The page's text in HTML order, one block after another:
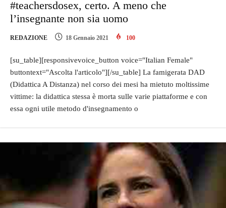
#teachersdosex, certo. A meno che
l’insegnante non sia uomo
REDAZIONE 18 Gennaio 2021 100
[su_table][responsivevoice_button voice="Italian Female"
buttontext="Ascolta l'articolo"][/su_table] La famigerata DAD
(Didattica A Distanza) nel corso dei mesi ha mietuto moltissime
vittime: la didattica stessa è morta sulle varie piattaforme e con
essa ogni utile metodo d'insegnamento o